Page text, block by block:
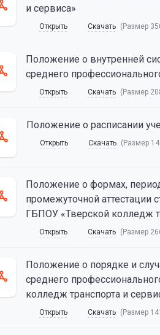
и сервиса»
Открыть Скачать (Размер
Положение о внутренней
среднего
Открыть Скачать (Размер
Положение о расписании
Открыть Скачать (Размер
Положение о формах,
промежуточной аттестации
ГБПОУ «Тверской колледж
Открыть Скачать (Размер
Положение о порядке и
среднего
колледж транспорта и
Открыть Скачать (Размер